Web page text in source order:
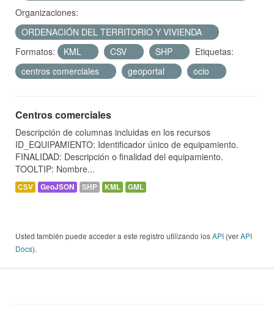
Organizaciones:
ORDENACIÓN DEL TERRITORIO Y VIVIENDA
Formatos:
KML CSV SHP
Etiquetas:
centros comerciales
geoportal ocio
Centros comerciales
Descripción de columnas incluidas en los recursos
ID_EQUIPAMIENTO: Identificador único de equipamiento.
FINALIDAD: Descripción o finalidad del equipamiento.
TOOLTIP: Nombre...
CSV GeoJSON SHP KML GML
Usted también puede acceder a este registro utilizando losAPI (verAPI
Docs).